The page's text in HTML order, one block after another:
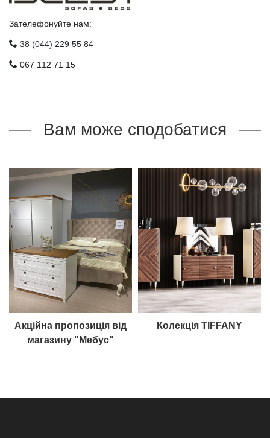
Зателефонуйте нам:
38 (044) 229 55 84
067 112 71 15
Вам може сподобатися
Акційна пропозиція від
магазину "Мебус"
Колекція TIFFANY